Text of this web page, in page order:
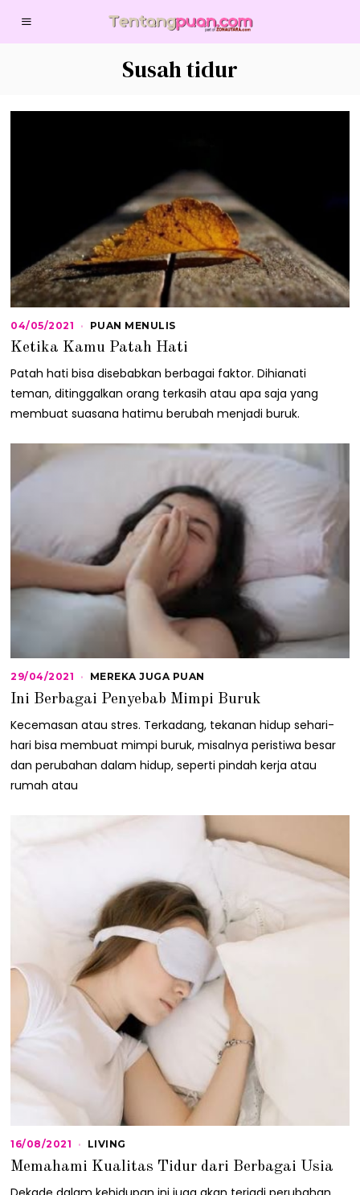
Susah tidur
04/05/2021 0
/
5
/
2
0
1
PUAN MENULIS
Ketika Kamu Patah Hati
Patah hati bisa disebabkan berbagai faktor. Dihianati
teman, ditinggalkan orang terkasih atau apa saja yang
membuat suasana hatimu berubah menjadi buruk.
29/04/2021 0
/
5
/
0
1
MEREKA JUGA PUAN
Ini Berbagai Penyebab Mimpi Buruk
Kecemasan atau stres. Terkadang, tekanan hidup sehari-
hari bisa membuat mimpi buruk, misalnya peristiwa besar
dan perubahan dalam hidup, seperti pindah kerja atau
rumah atau
16/08/2021
/
LIVING
Memahami Kualitas Tidur dari Berbagai Usia